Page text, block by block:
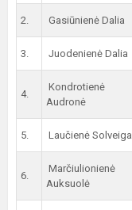
2. Gasiūnienė Dalia
3. Juodenienė Dalia
4.
Kondrotienė
Audronė
5. Laučienė Solveiga
6.
Marčiulionienė
Auksuolė